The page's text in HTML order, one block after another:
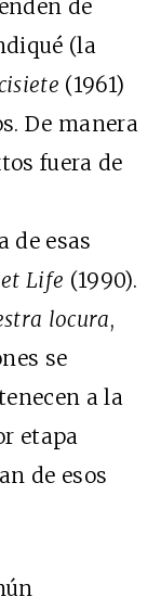
de
(la
(1961)
De manera
fuera de
de esas
Life (1990).
locura,
se
a la
etapa
de esos